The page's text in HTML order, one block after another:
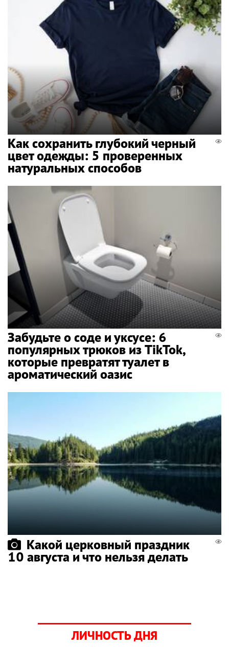
Как сохранить глубокий черный
цвет одежды: 5 проверенных
натуральных способов
Забудьте о соде и уксусе: 6
популярных трюков из TikTok,
которые превратят туалет в
ароматический оазис
Какой церковный праздник
10 августа и что нельзя делать
ЛИЧНОСТЬ ДНЯ